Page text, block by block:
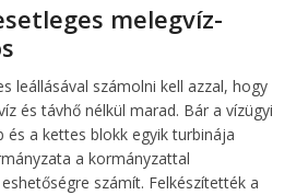
melegvíz-
leállásával számolni kell azzal, hogy
és távhő nélkül marad. Bár a vízügyi
és a kettes blokk egyik turbinája
a kormányzattal
számít. Felkészítették a